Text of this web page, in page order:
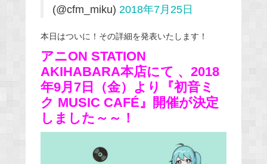
(@cfm_miku) 2018年7月25日
本日はついに！その詳細を発表いたします！
アニON STATION
AKIHABARA本店にて 、2018
年9月7日（金）より『初音ミ
ク MUSIC CAFÉ』開催が決定
しました～～！